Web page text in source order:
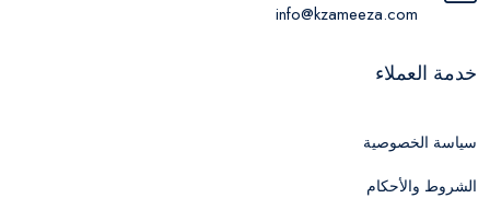
info@kzameeza.com
خدمة العملاء
سياسة الخصوصية
الشروط والأحكام